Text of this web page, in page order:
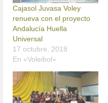
Cajasol Juvasa Voley
renueva con el proyecto
Andalucía Huella
Universal
17 octubre, 2018
En «Voleibol»